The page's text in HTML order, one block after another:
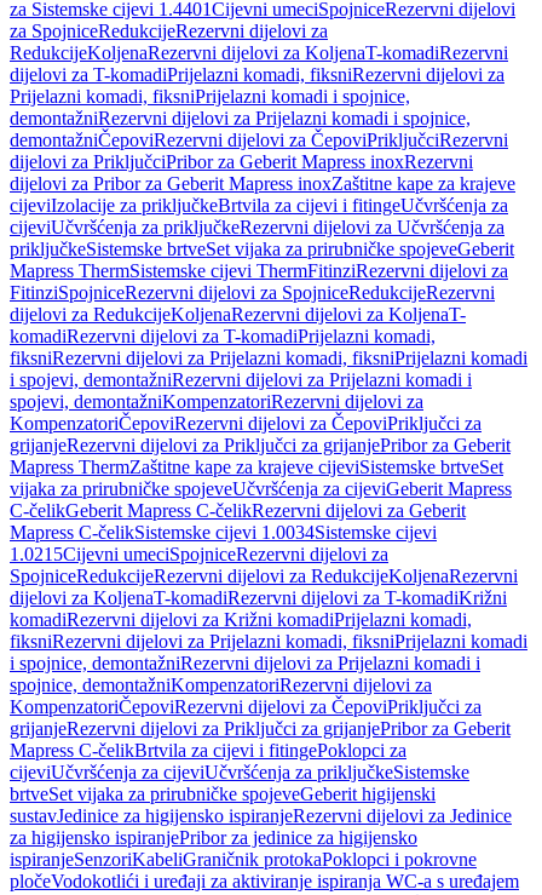
za Sistemske cijevi 1.4401Cijevni umeciSpojniceRezervni dijelovi
za SpojniceRedukcijeRezervni dijelovi za
RedukcijeKoljenaRezervni dijelovi za KoljenaT-komadiRezervni
dijelovi za T-komadiPrijelazni komadi, fiksniRezervni dijelovi za
Prijelazni komadi, fiksniPrijelazni komadi i spojnice,
demontažniRezervni dijelovi za Prijelazni komadi i spojnice,
demontažniČepoviRezervni dijelovi za ČepoviPriključciRezervni
dijelovi za PriključciPribor za Geberit Mapress inoxRezervni
dijelovi za Pribor za Geberit Mapress inoxZaštitne kape za krajeve
cijeviIzolacije za priključkeBrtvila za cijevi i fitingeUčvršćenja za
cijeviUčvršćenja za priključkeRezervni dijelovi za Učvršćenja za
priključkeSistemske brtveSet vijaka za prirubničke spojeveGeberit
Mapress ThermSistemske cijevi ThermFitinziRezervni dijelovi za
FitinziSpojniceRezervni dijelovi za SpojniceRedukcijeRezervni
dijelovi za RedukcijeKoljenaRezervni dijelovi za KoljenaT-
komadiRezervni dijelovi za T-komadiPrijelazni komadi,
fiksniRezervni dijelovi za Prijelazni komadi, fiksniPrijelazni komadi
i spojevi, demontažniRezervni dijelovi za Prijelazni komadi i
spojevi, demontažniKompenzatoriRezervni dijelovi za
KompenzatoriČepoviRezervni dijelovi za ČepoviPriključci za
grijanjeRezervni dijelovi za Priključci za grijanjePribor za Geberit
Mapress ThermZaštitne kape za krajeve cijeviSistemske brtveSet
vijaka za prirubničke spojeveUčvršćenja za cijeviGeberit Mapress
C-čelikGeberit Mapress C-čelikRezervni dijelovi za Geberit
Mapress C-čelikSistemske cijevi 1.0034Sistemske cijevi
1.0215Cijevni umeciSpojniceRezervni dijelovi za
SpojniceRedukcijeRezervni dijelovi za RedukcijeKoljenaRezervni
dijelovi za KoljenaT-komadiRezervni dijelovi za T-komadiKrižni
komadiRezervni dijelovi za Križni komadiPrijelazni komadi,
fiksniRezervni dijelovi za Prijelazni komadi, fiksniPrijelazni komadi
i spojnice, demontažniRezervni dijelovi za Prijelazni komadi i
spojnice, demontažniKompenzatoriRezervni dijelovi za
KompenzatoriČepoviRezervni dijelovi za ČepoviPriključci za
grijanjeRezervni dijelovi za Priključci za grijanjePribor za Geberit
Mapress C-čelikBrtvila za cijevi i fitingePoklopci za
cijeviUčvršćenja za cijeviUčvršćenja za priključkeSistemske
brtveSet vijaka za prirubničke spojeveGeberit higijenski
sustavJedinice za higijensko ispiranjeRezervni dijelovi za Jedinice
za higijensko ispiranjePribor za jedinice za higijensko
ispiranjeSenzoriKabeliGraničnik protokaPoklopci i pokrovne
pločeVodokotlići i uređaji za aktiviranje ispiranja WC-a s uređajem